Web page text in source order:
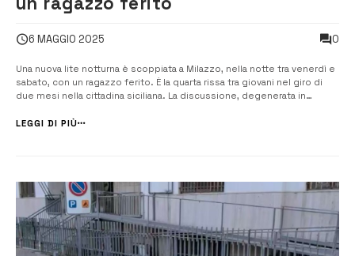
6 MAGGIO 2025 0
Una nuova lite notturna è scoppiata a Milazzo, nella notte tra venerdì e
sabato, con un ragazzo ferito. È la quarta rissa tra giovani nel giro di
due mesi nella cittadina siciliana. La discussione, degenerata in
sguardo di troppo ad una ragazza. I Carabinieri della Compagnia
LEGGI DI PIÙ